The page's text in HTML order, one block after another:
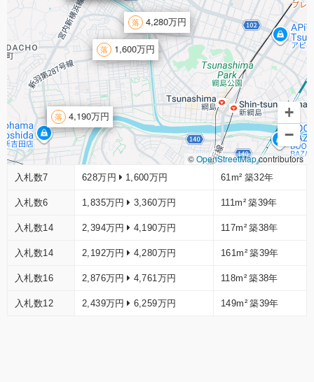
4,280万円
4,190万円
1,600万円
+
−
©OpenStreetMapcontributors
入札数7 628万円 1,600万円 61m² 築32年
入札数6 1,835万円 3,360万円 111m² 築39年
入札数14 2,394万円 4,190万円 117m² 築38年
入札数14 2,192万円 4,280万円 161m² 築39年
入札数16 2,876万円 4,761万円 118m² 築38年
入札数12 2,439万円 6,259万円 149m² 築39年